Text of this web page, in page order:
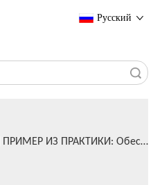
Pусский
ПРИМЕР ИЗ ПРАКТИКИ: Обеспечение возможности демонтажа высотного здания в условиях плотной городской застройки